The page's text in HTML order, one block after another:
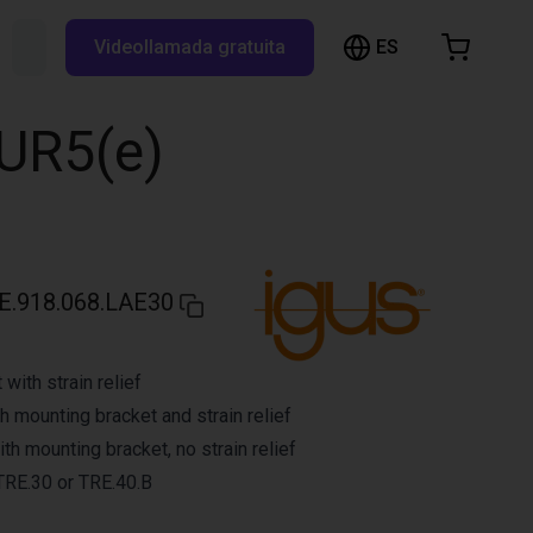
Buscar RBTX...
Videollamada gratuita ES
with strain relief
mounting bracket and strain relief
mounting bracket, no strain relief
or TRE.40.B
de la compra
Navegar por la tienda